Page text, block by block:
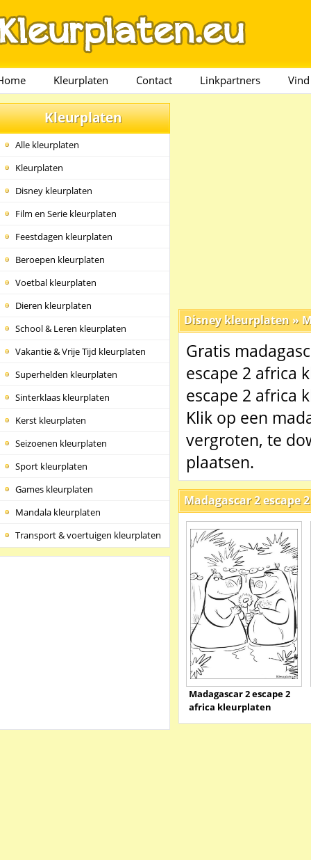
Kleurplaten Contact Linkpartners
Kleurplaten
Alle kleurplaten
Kleurplaten
Disney kleurplaten
Film en Serie kleurplaten
Feestdagen kleurplaten
Beroepen kleurplaten
Voetbal kleurplaten
Dieren kleurplaten
School & Leren kleurplaten
Vakantie & Vrije Tijd kleurplaten
Superhelden kleurplaten
Sinterklaas kleurplaten
Kerst kleurplaten
Seizoenen kleurplaten
Sport kleurplaten
Games kleurplaten
Mandala kleurplaten
Transport & voertuigen kleurplaten
Disney kleurplaten »
Gratis
escape 2 africa
escape 2 africa
Klik op een
vergroten, te
plaatsen.
Madagascar 2 escape
Madagascar 2 escape 2
africa kleurplaten